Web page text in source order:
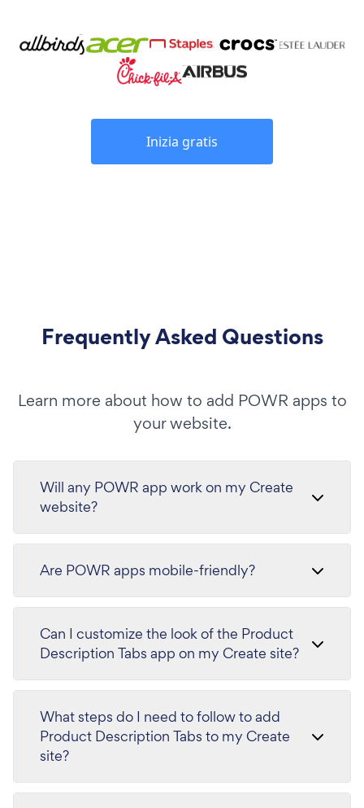
Inizia gratis
Frequently Asked Questions
Learn more about how to add POWR apps to
your website.
Will any POWR app work on my Create
website?
Are POWR apps mobile-friendly?
Can I customize the look of the Product
Description Tabs app on my Create site?
What steps do I need to follow to add
Product Description Tabs to my Create
site?